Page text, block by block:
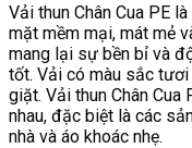
Vải thun Chân Cua PE
mặt mềm mại, mát mẻ
mang lại sự bền bỉ và
tốt. Vải có màu sắc tươi
giặt. Vải thun Chân Cua
nhau, đặc biệt là các
nhà và áo khoác nhẹ.